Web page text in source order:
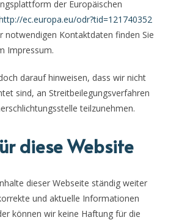
der Europäischen
ec.europa.eu/odr?tid=121740352
notwendigen Kontaktdaten finden Sie
Impressum.
darauf hinweisen, dass wir nicht
sind, an Streitbeilegungsverfahren
teilzunehmen.
diese Website
dieser Webseite ständig weiter
und aktuelle Informationen
können wir keine Haftung für die